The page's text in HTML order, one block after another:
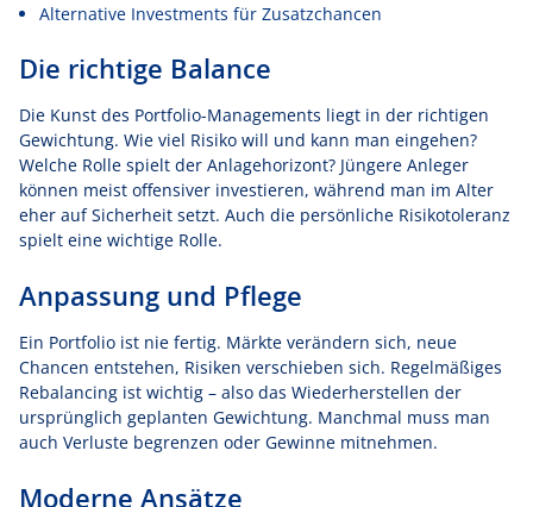
Alternative Investments für Zusatzchancen
Die richtige Balance
Die Kunst des Portfolio-Managements liegt in der richtigen
Gewichtung. Wie viel Risiko will und kann man eingehen?
Welche Rolle spielt der Anlagehorizont? Jüngere Anleger
können meist offensiver investieren, während man im Alter
eher auf Sicherheit setzt. Auch die persönliche Risikotoleranz
spielt eine wichtige Rolle.
Anpassung und Pflege
Ein Portfolio ist nie fertig. Märkte verändern sich, neue
Chancen entstehen, Risiken verschieben sich. Regelmäßiges
Rebalancing ist wichtig – also das Wiederherstellen der
ursprünglich geplanten Gewichtung. Manchmal muss man
auch Verluste begrenzen oder Gewinne mitnehmen.
Moderne Ansätze